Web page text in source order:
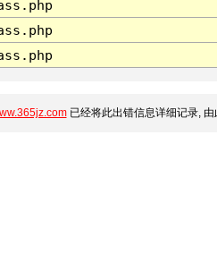
已经将此出错信息详细记录,